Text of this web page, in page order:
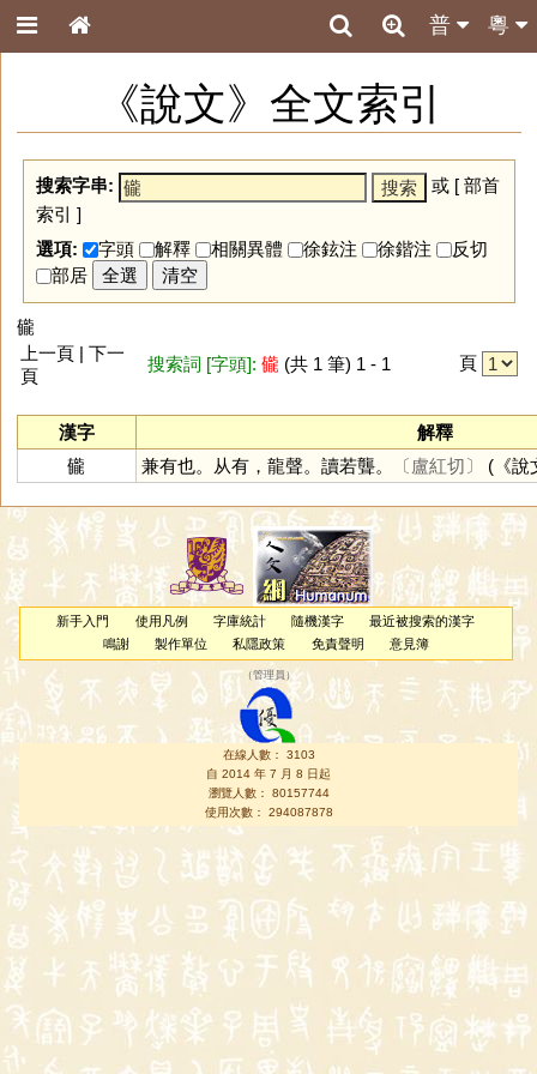
粵
普
《說文》全文索引
搜索字串: 或 [ 部首
索引 ]
選項:
字頭 解釋 相關異體 徐鉉注 徐鍇注
反切
部居
全選 清空
龓
上一頁 | 下一
頁
搜索詞 [字頭]: 龓 (共 1 筆) 1 - 1 頁
漢字
解釋
龓
兼有也。从有，龍聲。讀若聾。 〔盧紅切〕 (《說
新手入門 使用凡例 字庫統計 隨機漢字
最近被搜索的漢字
鳴謝
製作單位 私隱政策 免責聲明 意見簿
（管理員 ）
在線人數： 3103
自 2014 年 7 月 8 日起
瀏覽人數： 80157744
使用次數： 294087878